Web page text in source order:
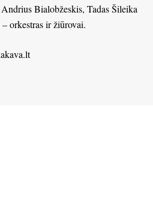
Bialobžeskis, Tadas Šileika
orkestras ir žiūrovai.